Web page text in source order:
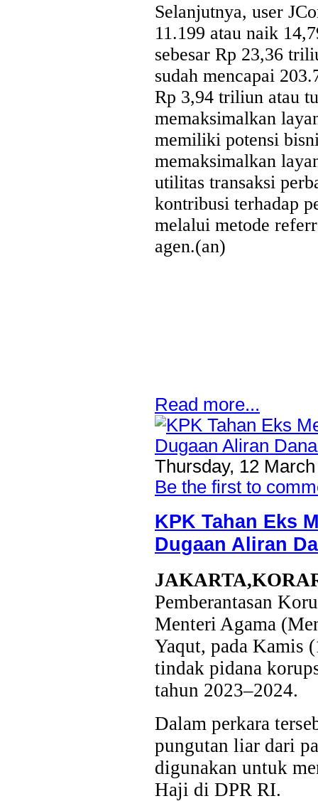
Selanjutnya, user
11.199 atau naik
sebesar Rp 23,36
sudah mencapai
Rp 3,94 triliun atau
memaksimalkan
memiliki potensi
memaksimalkan
utilitas transaksi
kontribusi terhadap
melalui metode
agen.(an)
Read more...
Thursday, 12
Be the first to
KPK Tahan Eks
Dugaan Aliran
Pemberantasan
Menteri Agama
Yaqut, pada Kamis
tindak pidana
tahun 2023–2024.
Dalam perkara
pungutan liar dari
digunakan untuk
Haji di DPR RI.